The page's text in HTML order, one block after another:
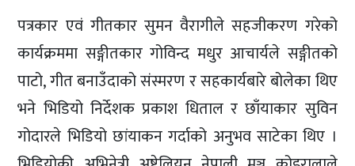
पत्रकार एवं गीतकार सुमन वैरागीले सहजीकरण गरेको
कार्यक्रममा सङ्गीतकार गोविन्द मधुर आचार्यले सङ्गीतको
पाटो, गीत बनाउँदाको संस्मरण र सहकार्यबारे बोलेका थिए
भने भिडियो निर्देशक प्रकाश धिताल र छाँयाकार सुविन
गोदारले भिडियो छांयाकन गर्दाको अनुभव साटेका थिए ।